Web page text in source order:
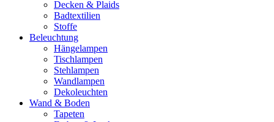
Decken & Plaids
Badtextilien
Stoffe
Beleuchtung
Hängelampen
Tischlampen
Stehlampen
Wandlampen
Dekoleuchten
Wand & Boden
Tapeten